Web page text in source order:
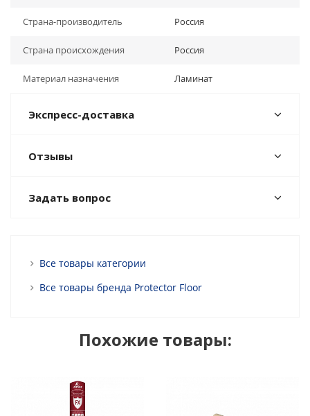
Страна-производитель Россия
Страна происхождения Россия
Материал назначения Ламинат
Экспресс-доставка
Отзывы
Задать вопрос
Все товары категории
Все товары бренда Protector Floor
Похожие товары: